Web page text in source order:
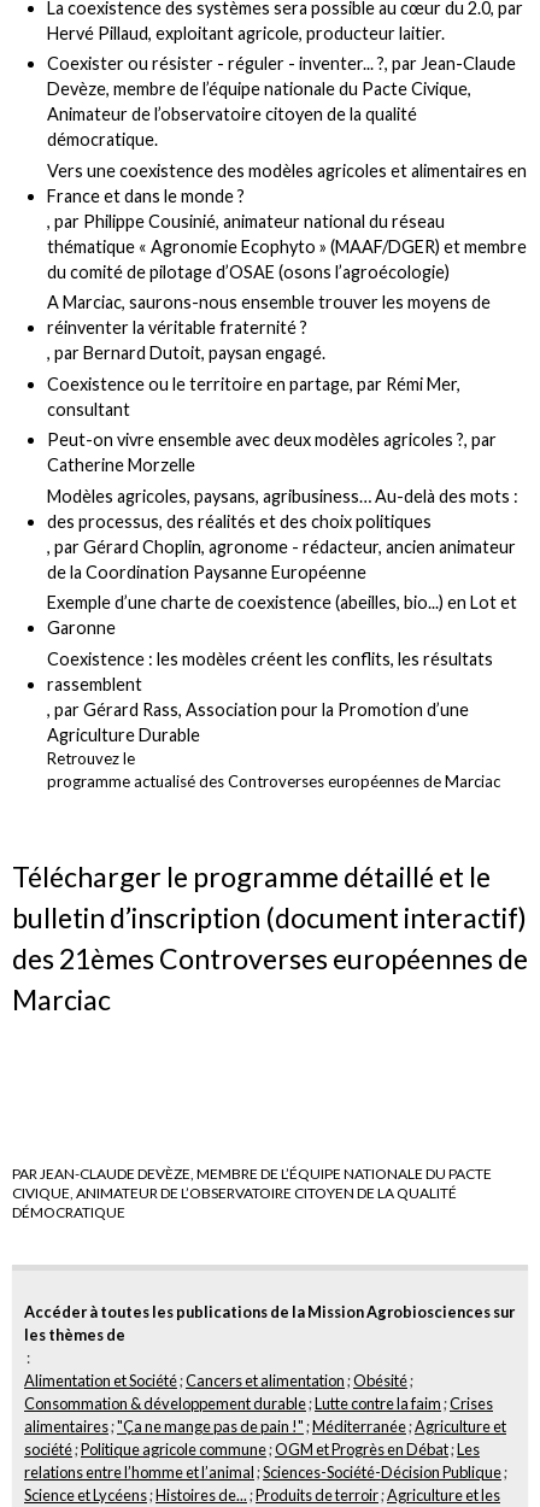
La coexistence des systèmes sera possible au cœur du 2.0, par
Hervé Pillaud, exploitant agricole, producteur laitier.
Coexister ou résister - réguler - inventer... ?, par Jean-Claude
Devèze, membre de l’équipe nationale du Pacte Civique,
Animateur de l’observatoire citoyen de la qualité
démocratique.
Vers une coexistence des modèles agricoles et alimentaires en
France et dans le monde ?
, par Philippe Cousinié, animateur national du réseau
thématique « Agronomie Ecophyto » (MAAF/DGER) et membre
du comité de pilotage d’OSAE (osons l’agroécologie)
A Marciac, saurons-nous ensemble trouver les moyens de
réinventer la véritable fraternité ?
, par Bernard Dutoit, paysan engagé.
Coexistence ou le territoire en partage, par Rémi Mer,
consultant
Peut-on vivre ensemble avec deux modèles agricoles ?, par
Catherine Morzelle
Modèles agricoles, paysans, agribusiness… Au-delà des mots :
des processus, des réalités et des choix politiques
, par Gérard Choplin, agronome - rédacteur, ancien animateur
de la Coordination Paysanne Européenne
Exemple d’une charte de coexistence (abeilles, bio...) en Lot et
Garonne
Coexistence : les modèles créent les conflits, les résultats
rassemblent
, par Gérard Rass, Association pour la Promotion d’une
Agriculture Durable
Retrouvez le
programme actualisé des Controverses européennes de Marciac
Télécharger le programme détaillé et le
bulletin d’inscription (document interactif)
des 21èmes Controverses européennes de
Marciac
PAR JEAN-CLAUDE DEVÈZE, MEMBRE DE L’ÉQUIPE NATIONALE DU PACTE
CIVIQUE, ANIMATEUR DE L’OBSERVATOIRE CITOYEN DE LA QUALITÉ
DÉMOCRATIQUE
Accéder à toutes les publications de la Mission Agrobiosciences sur
les thèmes de
:
Alimentation et Société;Cancers et alimentation;Obésité;
Consommation & développement durable;Lutte contre la faim;Crises
alimentaires;"Ça ne mange pas de pain !";Méditerranée;Agriculture et
société;Politique agricole commune;OGM et Progrès en Débat;Les
relations entre l’homme et l’animal;Sciences-Société-Décision Publique;
Science et Lycéens;Histoires de...;Produits de terroir;Agriculture et les